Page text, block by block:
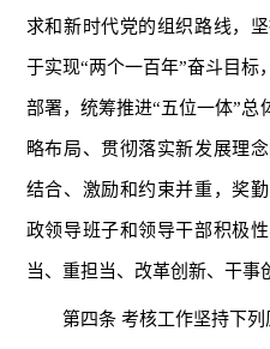
求和新时代党的组织路线，
于实现“两个一百年”奋斗目标
部署，统筹推进“五位一体”总
略布局、贯彻落实新发展理
结合、激励和约束并重，奖
政领导班子和领导干部积极
当、重担当、改革创新、干事
第四条 考核工作坚持下列